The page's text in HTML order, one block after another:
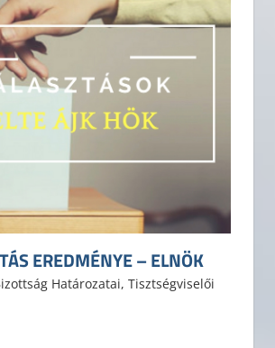
EREDMÉNYE – ELNÖK
22. Határozatai,Tisztségviselői